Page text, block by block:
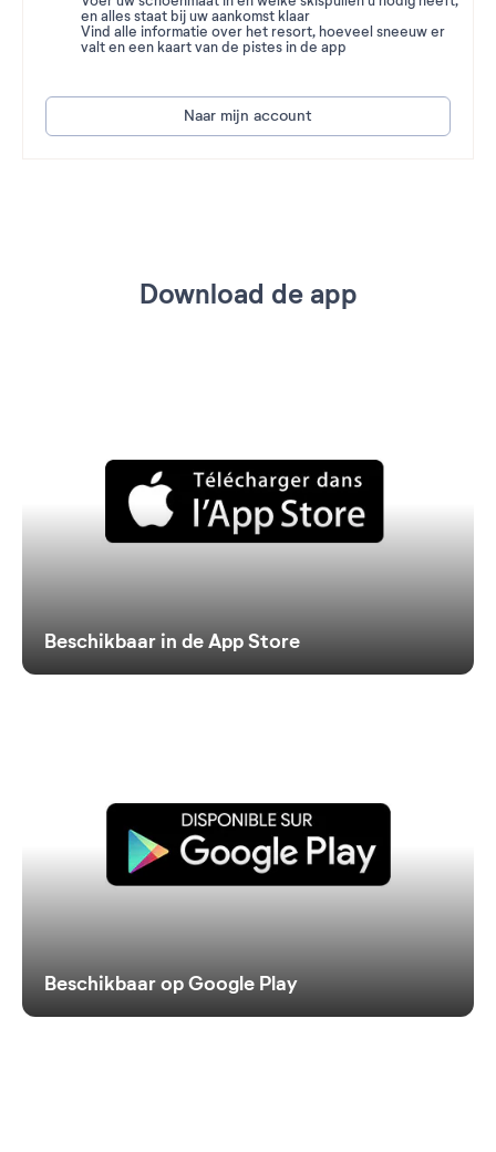
en alles staat bij uw aankomst klaar
Vind alle informatie over het resort, hoeveel sneeuw er
valt en een kaart van de pistes in de app
Naar mijn account
Download de app
Beschikbaar in de App Store
Beschikbaar op Google Play